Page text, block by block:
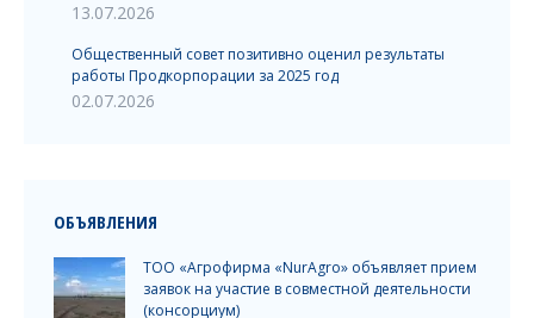
13.07.2026
Общественный совет позитивно оценил результаты
работы Продкорпорации за 2025 год
02.07.2026
ОБЪЯВЛЕНИЯ
ТОО «Агрофирма «NurAgro» объявляет прием
заявок на участие в совместной деятельности
(консорциум)